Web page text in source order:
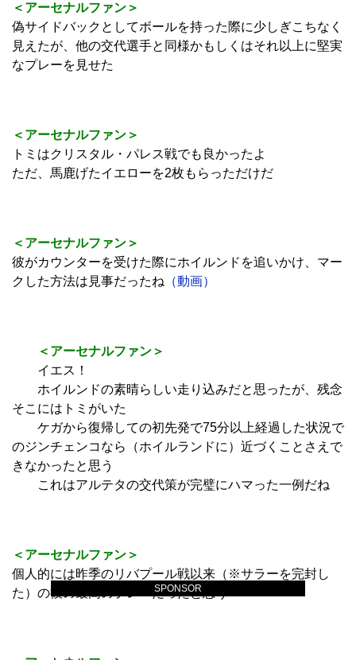
SPONSOR
＜アーセナルファン＞
偽サイドバックとしてボールを持った際に少しぎこちなく
見えたが、他の交代選手と同様かもしくはそれ以上に堅実
なプレーを見せた
＜アーセナルファン＞
トミはクリスタル・パレス戦でも良かったよ
ただ、馬鹿げたイエローを2枚もらっただけだ
＜アーセナルファン＞
彼がカウンターを受けた際にホイルンドを追いかけ、マー
クした方法は見事だったね （動画）
＜アーセナルファン＞
イエス！
ホイルンドの素晴らしい走り込みだと思ったが、残念
そこにはトミがいた
ケガから復帰しての初先発で75分以上経過した状況で
のジンチェンコなら（ホイルランドに）近づくことさえで
きなかったと思う
これはアルテタの交代策が完璧にハマった一例だね
＜アーセナルファン＞
個人的には昨季のリバプール戦以来（※サラーを完封し
た）の彼の最高のプレーだったと思う